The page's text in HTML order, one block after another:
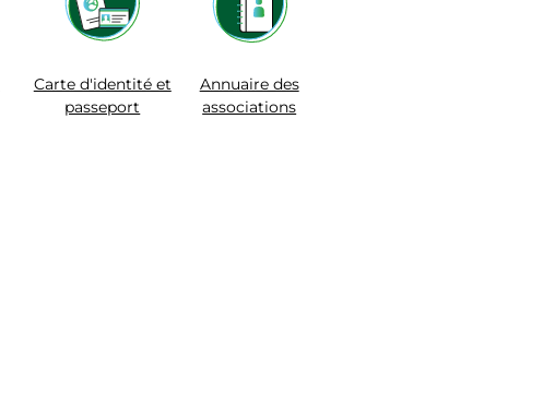
Carte d'identité et
passeport
Annuaire des
associations